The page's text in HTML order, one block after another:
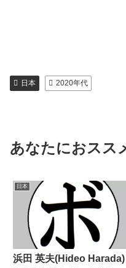
日本 2020年代
あなたにおスス
日本
浜田 英夫(Hideo Harada)